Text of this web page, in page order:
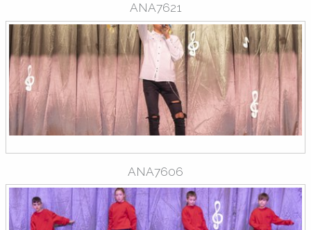
ANA7621
ANA7606